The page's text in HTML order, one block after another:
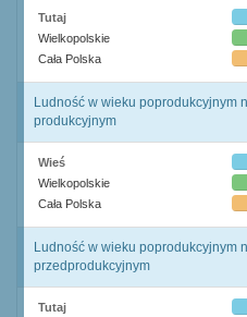
Tutaj
Wielkopolskie
Cała Polska
Ludność w wieku poprodukcyjnym
produkcyjnym
Wieś
Wielkopolskie
Cała Polska
Ludność w wieku poprodukcyjnym
przedprodukcyjnym
Tutaj